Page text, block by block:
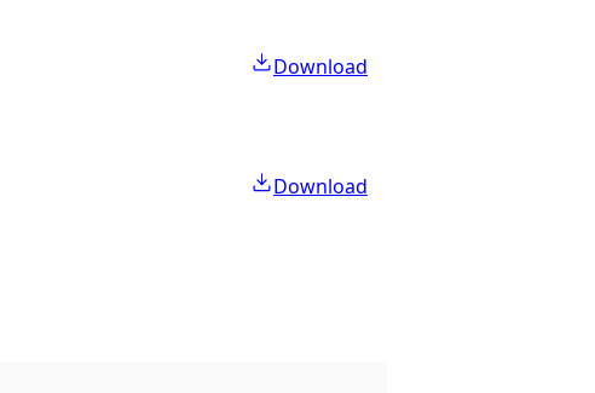
Download
Download